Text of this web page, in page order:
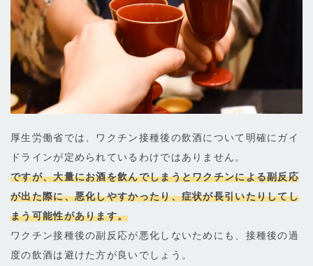
厚生労働省では、ワクチン接種後の飲酒について明確にガイ
ドラインが定められているわけではありません。
ですが、大量にお酒を飲んでしまうとワクチンによる副反応
が出た際に、悪化しやすかったり、症状が長引いたりしてし
まう可能性があります。
ワクチン接種後の副反応が悪化しないためにも、接種後の過
度の飲酒は避けた方が良いでしょう。